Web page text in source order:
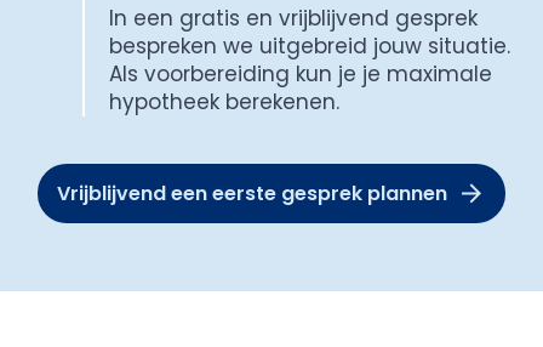
In een gratis en vrijblijvend gesprek
bespreken we uitgebreid jouw situatie.
Als voorbereiding kun je je maximale
hypotheek berekenen.
Vrijblijvend een eerste gesprek plannen